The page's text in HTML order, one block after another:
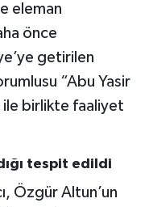
eleman
önce
getirilen
“Abu Yasir
ile birlikte faaliyet
tespit edildi
Özgür Altun’un